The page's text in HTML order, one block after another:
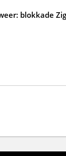
blokkade